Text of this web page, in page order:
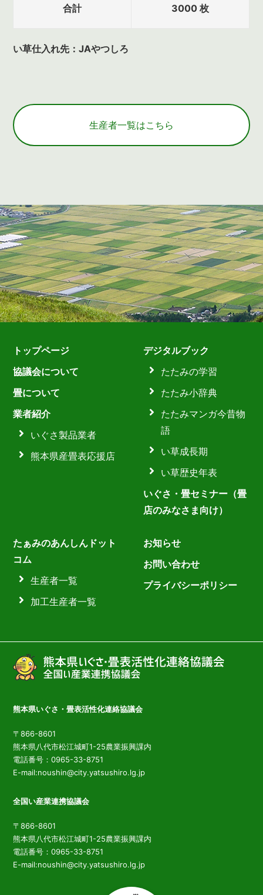
合計 3000 枚
い草仕入れ先：JAやつしろ
生産者一覧はこちら
トップページ
協議会について
畳について
業者紹介
いぐさ製品業者
熊本県産畳表応援店
デジタルブック
たたみの学習
たたみ小辞典
たたみマンガ今昔物
語
い草成長期
い草歴史年表
いぐさ・畳セミナー（畳
店のみなさま向け）
たぁみのあんしんドット
コム
生産者一覧
加工生産者一覧
お知らせ
お問い合わせ
プライバシーポリシー
熊本県いぐさ・畳表活性化連絡協議会
〒866-8601
熊本県八代市松江城町1-25農業振興課内
電話番号：0965-33-8751
E-mail:noushin@city.yatsushiro.lg.jp
全国い産業連携協議会
〒866-8601
熊本県八代市松江城町1-25農業振興課内
電話番号：0965-33-8751
E-mail:noushin@city.yatsushiro.lg.jp